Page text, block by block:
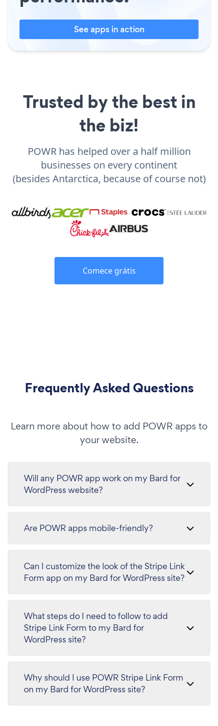
See apps in action
Trusted by the best in
the biz!
POWR has helped over a half million
businesses on every continent
(besides Antarctica, because of course not)
Comece grátis
Frequently Asked Questions
Learn more about how to add POWR apps to
your website.
Will any POWR app work on my Bard for
WordPress website?
Are POWR apps mobile-friendly?
Can I customize the look of the Stripe Link
Form app on my Bard for WordPress site?
What steps do I need to follow to add
Stripe Link Form to my Bard for
WordPress site?
Why should I use POWR Stripe Link Form
on my Bard for WordPress site?